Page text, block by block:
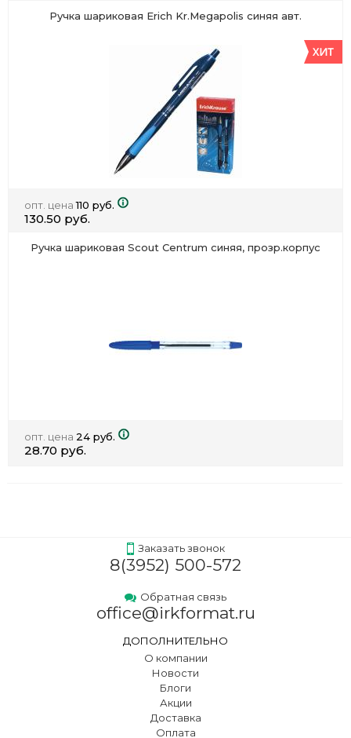
Ручка шариковая Erich Kr.Megapolis синяя авт.
опт. цена110 руб.
130.50 руб.
Ручка шариковая Scout Centrum синяя, прозр.корпус
опт. цена 24 руб.
28.70 руб.
Заказать звонок
8(3952) 500-572
Обратная связь
office@irkformat.ru
ДОПОЛНИТЕЛЬНО
О компании
Новости
Блоги
Акции
Доставка
Оплата